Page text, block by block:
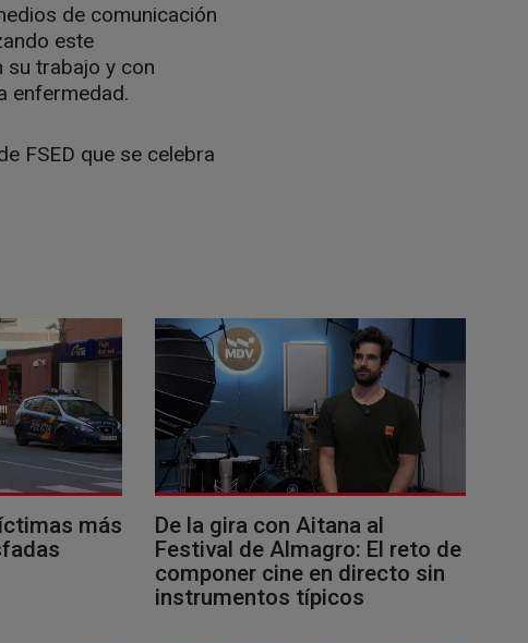
de comunicación
este
trabajo y con
enfermedad.
FSED que se celebra
más
De la gira con Aitana al
Festival de Almagro: El reto de
componer cine en directo sin
instrumentos típicos